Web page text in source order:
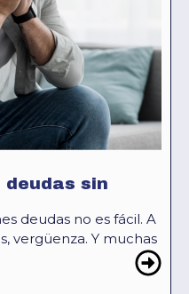
deudas sin
deudas no es fácil. A
vergüenza. Y muchas